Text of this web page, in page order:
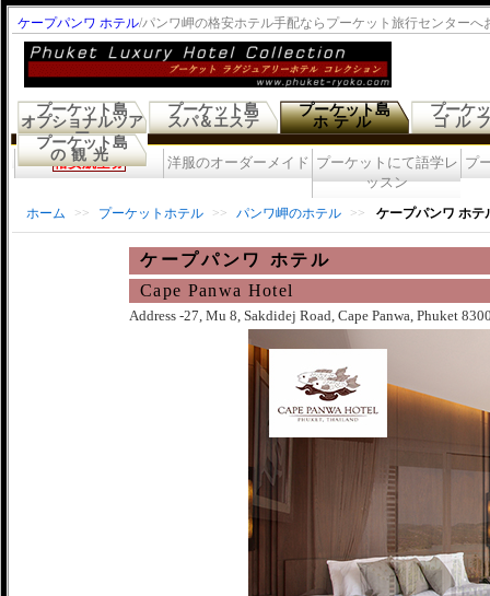
ケープパンワ ホテル/パンワ岬の格安ホテル手配ならプーケット旅行センターへ
プーケット島
オプショナルツア
ー
プーケット島
スパ＆エステ
プーケット島
ホテル
プーケ
ゴル
プーケット島
の観光
格安航空券 洋服のオーダーメイド プーケットにて語学レ
ッスン
プ
ホーム >> プーケットホテル >> パンワ岬のホテル >> ケープパンワ ホテ
ケープパンワ ホテル
Cape Panwa Hotel
Address -27, Mu 8, Sakdidej Road, Cape Panwa, Phuket